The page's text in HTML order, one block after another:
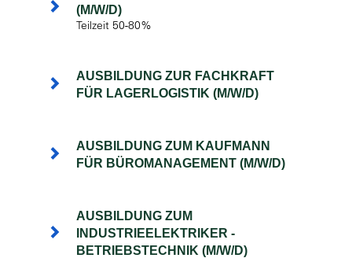
(M/W/D)
Teilzeit 50-80%
AUSBILDUNG ZUR FACHKRAFT
FÜR LAGERLOGISTIK (M/W/D)
AUSBILDUNG ZUM KAUFMANN
FÜR BÜROMANAGEMENT (M/W/D)
AUSBILDUNG ZUM
INDUSTRIEELEKTRIKER -
BETRIEBSTECHNIK (M/W/D)